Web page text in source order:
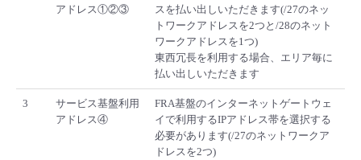
■ 基本構築ガイド
- ITインフラストラクチャー
アドレス①②③
スを払い出しいただきます(/27のネッ
トワークアドレスを2つと/28のネット
ワークアドレスを1つ)
東西冗長を利用する場合、エリア毎に
払い出しいただきます
3
サービス基盤利用
アドレス④
FRA基盤のインターネットゲートウェ
イで利用するIPアドレス帯を選択する
必要があります(/27のネットワークア
ドレスを2つ)